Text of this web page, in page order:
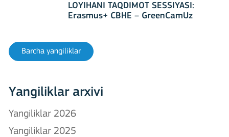
LOYIHANI TAQDIMOT SESSIYASI:
Erasmus+ CBHE – GreenCamUz
Barcha yangiliklar
Yangiliklar arxivi
Yangiliklar 2026
Yangiliklar 2025